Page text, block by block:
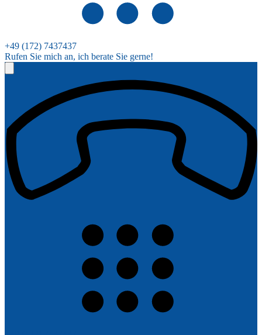
+49 (172) 7437437
Rufen Sie mich an, ich berate Sie gerne!